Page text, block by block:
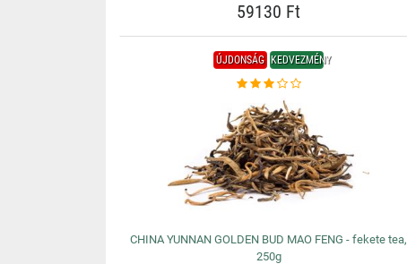
59130 Ft
ÚJDONSÁG KEDVEZMÉNY
CHINA YUNNAN GOLDEN BUD MAO FENG - fekete tea,
250g